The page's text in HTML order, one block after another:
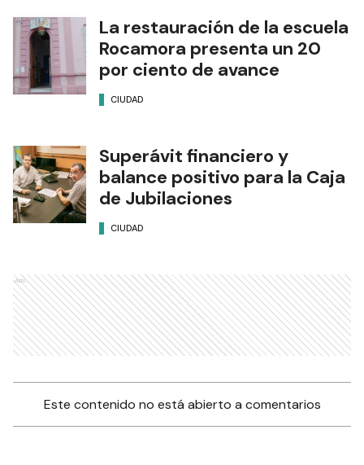
La restauración de la escuela
Rocamora presenta un 20
por ciento de avance
CIUDAD
Superávit financiero y
balance positivo para la Caja
de Jubilaciones
CIUDAD
Ads
Este contenido no está abierto a comentarios